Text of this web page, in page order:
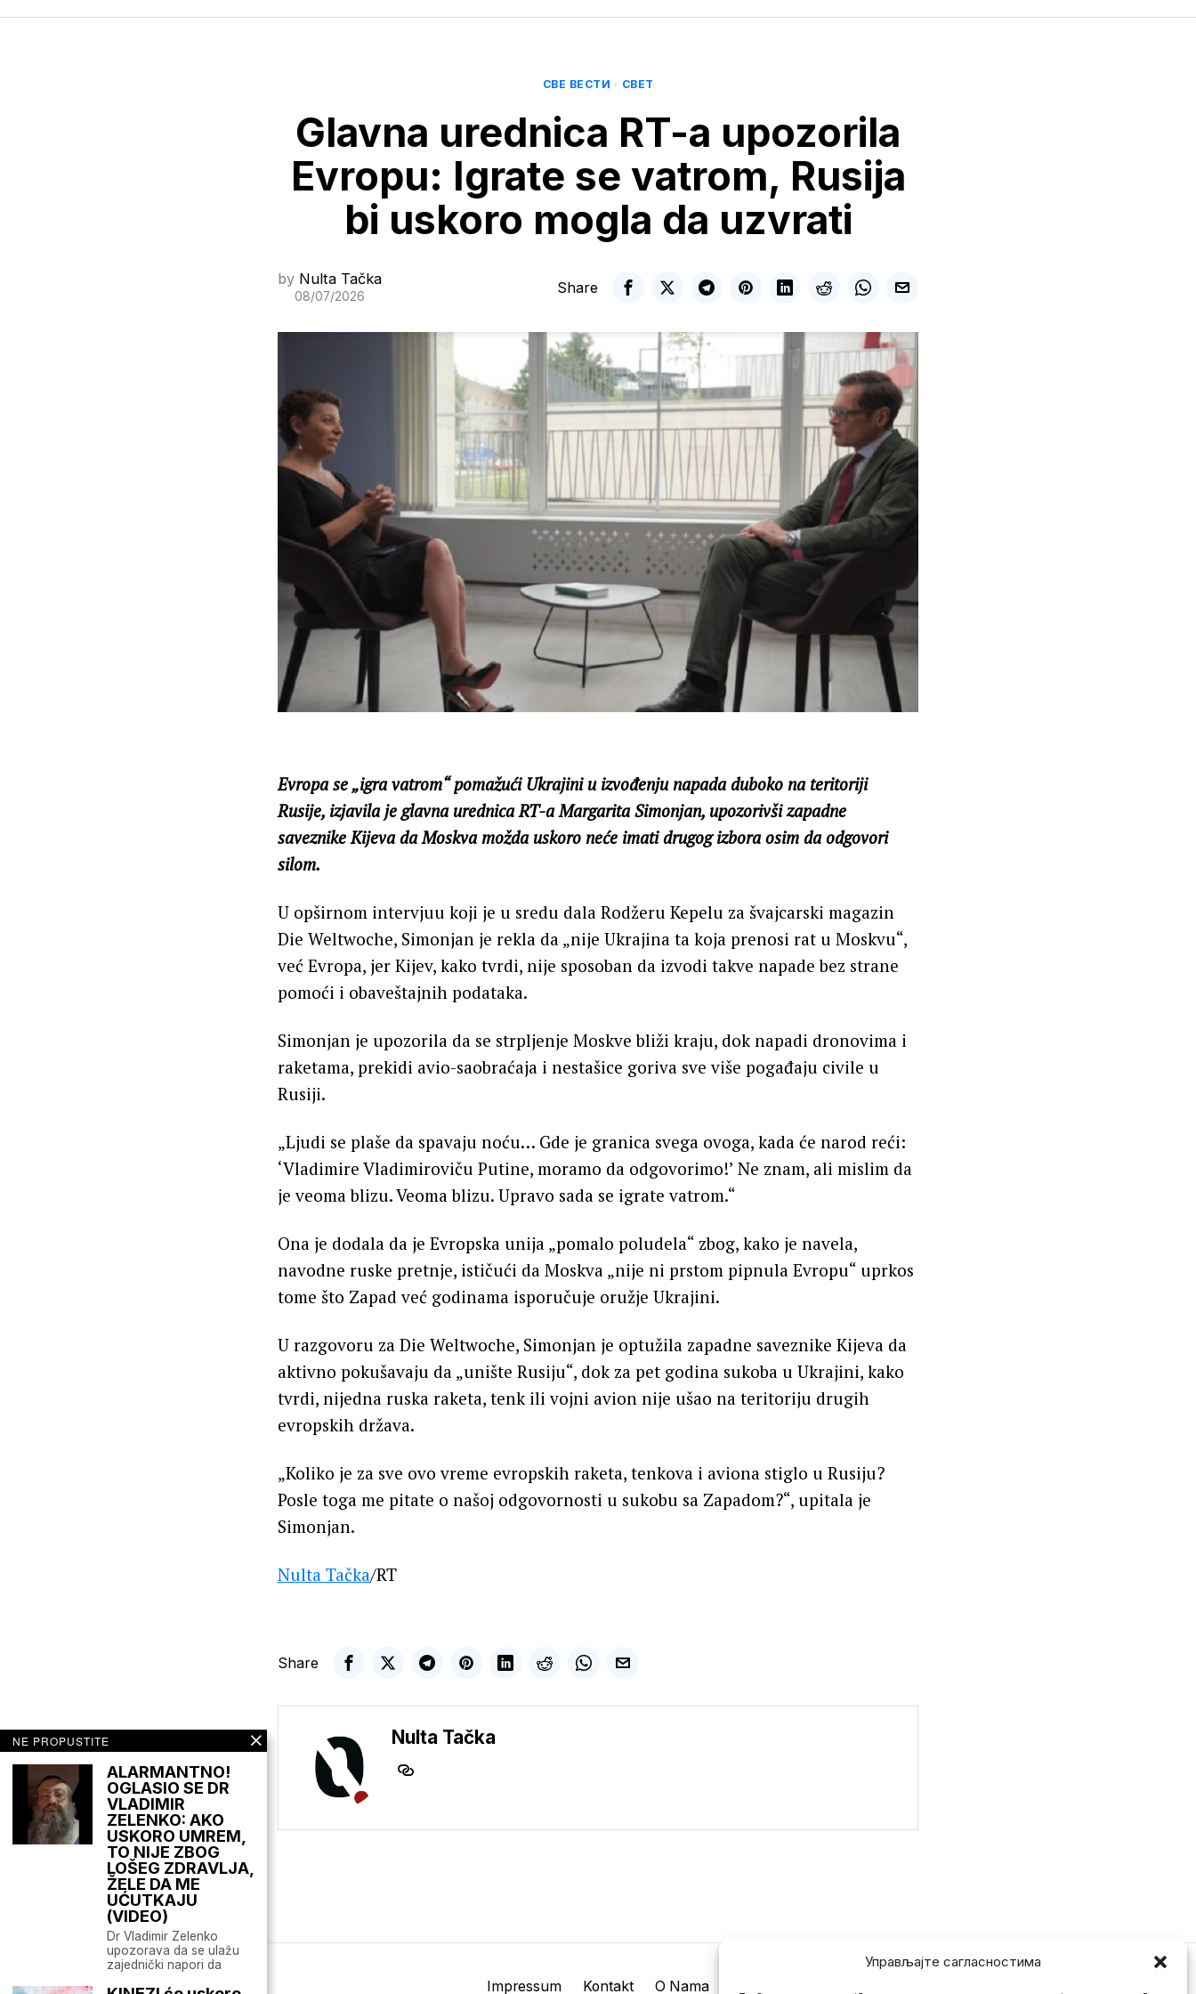
Управљајте сагласностима
СВЕ ВЕСТИ · СВЕТ
Glavna urednica RT-a upozorila
Evropu: Igrate se vatrom, Rusija
bi uskoro mogla da uzvrati
by Nulta Tačka
08/07/2026
Share
Evropa se „igra vatrom“ pomažući Ukrajini u izvođenju napada duboko na teritoriji
Rusije, izjavila je glavna urednica RT-a Margarita Simonjan, upozorivši zapadne
saveznike Kijeva da Moskva možda uskoro neće imati drugog izbora osim da odgovori
silom.
U opširnom intervjuu koji je u sredu dala Rodžeru Kepelu za švajcarski magazin
Die Weltwoche, Simonjan je rekla da „nije Ukrajina ta koja prenosi rat u Moskvu“,
već Evropa, jer Kijev, kako tvrdi, nije sposoban da izvodi takve napade bez strane
pomoći i obaveštajnih podataka.
Simonjan je upozorila da se strpljenje Moskve bliži kraju, dok napadi dronovima i
raketama, prekidi avio-saobraćaja i nestašice goriva sve više pogađaju civile u
Rusiji.
„Ljudi se plaše da spavaju noću… Gde je granica svega ovoga, kada će narod reći:
‘Vladimire Vladimiroviču Putine, moramo da odgovorimo!’ Ne znam, ali mislim da
je veoma blizu. Veoma blizu. Upravo sada se igrate vatrom.“
Ona je dodala da je Evropska unija „pomalo poludela“ zbog, kako je navela,
navodne ruske pretnje, ističući da Moskva „nije ni prstom pipnula Evropu“ uprkos
tome što Zapad već godinama isporučuje oružje Ukrajini.
U razgovoru za Die Weltwoche, Simonjan je optužila zapadne saveznike Kijeva da
aktivno pokušavaju da „unište Rusiju“, dok za pet godina sukoba u Ukrajini, kako
tvrdi, nijedna ruska raketa, tenk ili vojni avion nije ušao na teritoriju drugih
evropskih država.
„Koliko je za sve ovo vreme evropskih raketa, tenkova i aviona stiglo u Rusiju?
Posle toga me pitate o našoj odgovornosti u sukobu sa Zapadom?“, upitala je
Simonjan.
Nulta Tačka/RT
Share
Nulta Tačka
Mario zna Youtube Impressum Kontakt O Nama
NE PROPUSTITE
ALARMANTNO!
OGLASIO SE DR
VLADIMIR
ZELENKO: AKO
USKORO UMREM,
TO NIJE ZBOG
LOŠEG ZDRAVLJA,
ŽELE DA ME
UĆUTKAJU
(VIDEO)
Dr Vladimir Zelenko
upozorava da se ulažu
zajednički napori da